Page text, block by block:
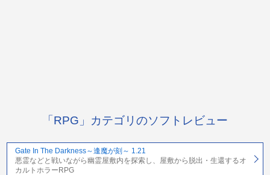
「RPG」カテゴリのソフトレビュー
Gate In The Darkness～逢魔が刻～ 1.21
悪霊などと戦いながら幽霊屋敷内を探索し、屋敷から脱出・生還するオ
カルトホラーRPG